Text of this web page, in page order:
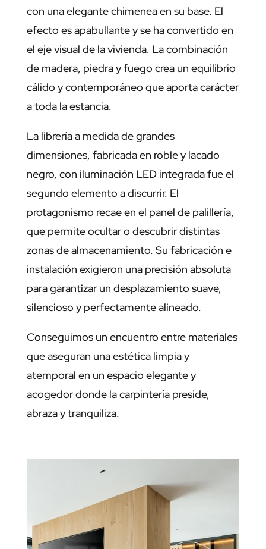
con una elegante chimenea en su base. El
efecto es apabullante y se ha convertido en
el eje visual de la vivienda. La combinación
de madera, piedra y fuego crea un equilibrio
cálido y contemporáneo que aporta carácter
a toda la estancia.
La librería a medida de grandes
dimensiones, fabricada en roble y lacado
negro, con iluminación LED integrada fue el
segundo elemento a discurrir. El
protagonismo recae en el panel de palillería,
que permite ocultar o descubrir distintas
zonas de almacenamiento. Su fabricación e
instalación exigieron una precisión absoluta
para garantizar un desplazamiento suave,
silencioso y perfectamente alineado.
Conseguimos un encuentro entre materiales
que aseguran una estética limpia y
atemporal en un espacio elegante y
acogedor donde la carpintería preside,
abraza y tranquiliza.